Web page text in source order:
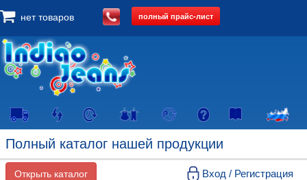
нет товаров полный прайс-лист
Полный каталог нашей продукции
Открыть каталог Вход / Регистрация